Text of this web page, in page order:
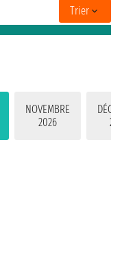
NOVEMBRE
2026
Trier